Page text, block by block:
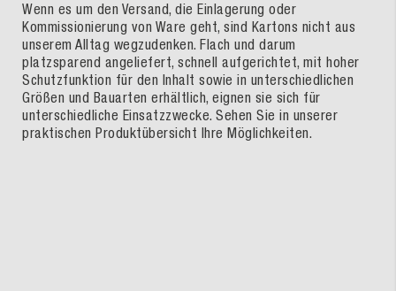
Wenn es um den Versand, die Einlagerung oder
Kommissionierung von Ware geht, sind Kartons nicht aus
unserem Alltag wegzudenken. Flach und darum
platzsparend angeliefert, schnell aufgerichtet, mit hoher
Schutzfunktion für den Inhalt sowie in unterschiedlichen
Größen und Bauarten erhältlich, eignen sie sich für
unterschiedliche Einsatzzwecke. Sehen Sie in unserer
praktischen Produktübersicht Ihre Möglichkeiten.